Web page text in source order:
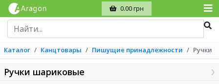
0.00 грн
Каталог Канцтовары Пишущие принадлежности Ручки
Ручки шариковые